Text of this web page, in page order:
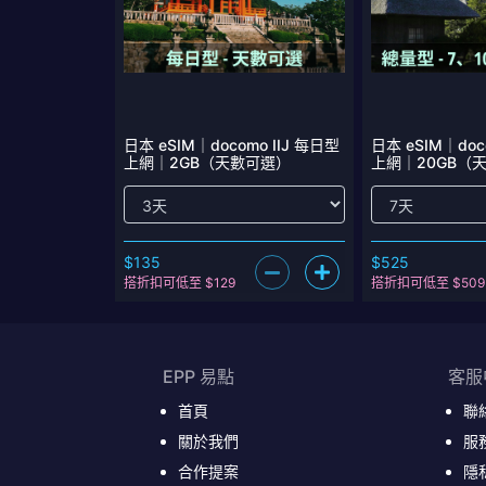
日本 eSIM｜docomo IIJ 每日型
上網｜2GB（天數可選）
$135
搭折扣可低至 $129
日本 eSIM｜
上網｜20GB（
$525
搭折扣可低至 $509
EPP 易點
首頁
關於我們
合作提案
客
聯
服
隱